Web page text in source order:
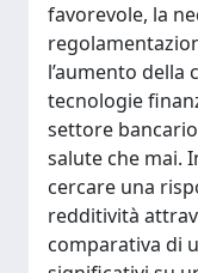
favorevole, la
l’aumento
tecnologie
settore
salute che mai.
cercare una
redditività
comparativa di